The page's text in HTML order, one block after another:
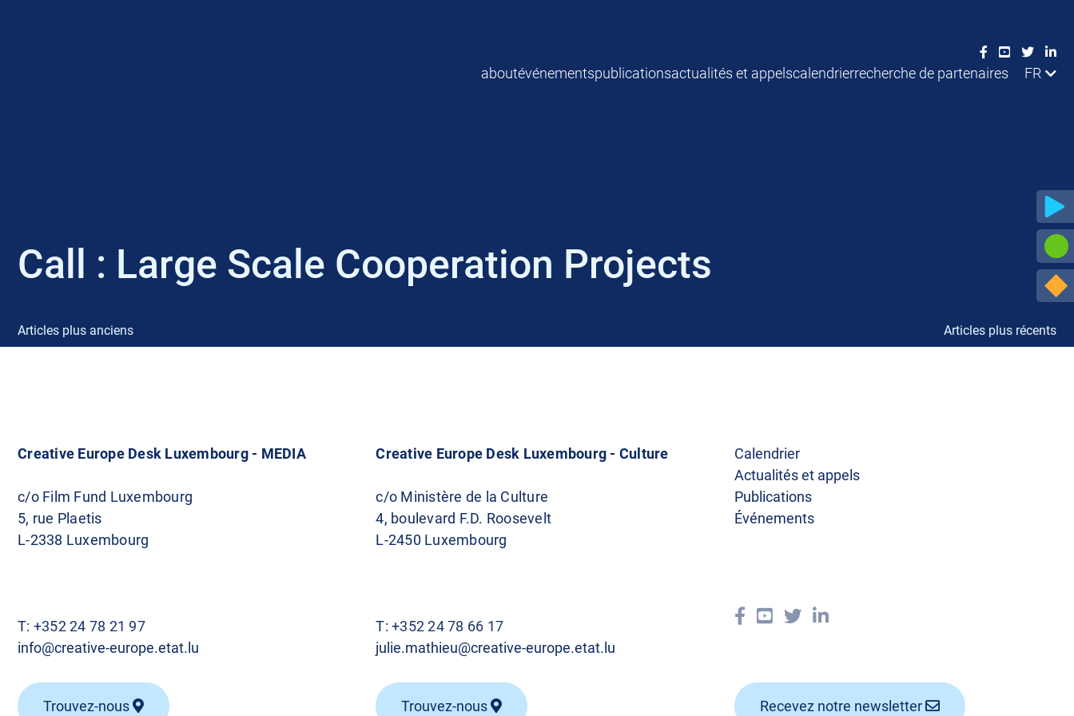
aboutévénementspublicationsactualités et appelscalendrierrecherche de partenaires FR
Call : Large Scale Cooperation Projects
N
i
g
a
o
n
Articles plus anciens Articles plus récents
Creative Europe Desk Luxembourg - MEDIA
c/o Film Fund Luxembourg
5, rue Plaetis
L-2338 Luxembourg
T: +352 24 78 21 97
info@creative-europe.etat.lu
Trouvez-nous
Creative Europe Desk Luxembourg - Culture
c/o Ministère de la Culture
4, boulevard F.D. Roosevelt
L-2450 Luxembourg
T:+352 24 78 66 17
julie.mathieu@creative-europe.etat.lu
Trouvez-nous
Calendrier
Actualités et appels
Publications
Événements
Recevez notre newsletter